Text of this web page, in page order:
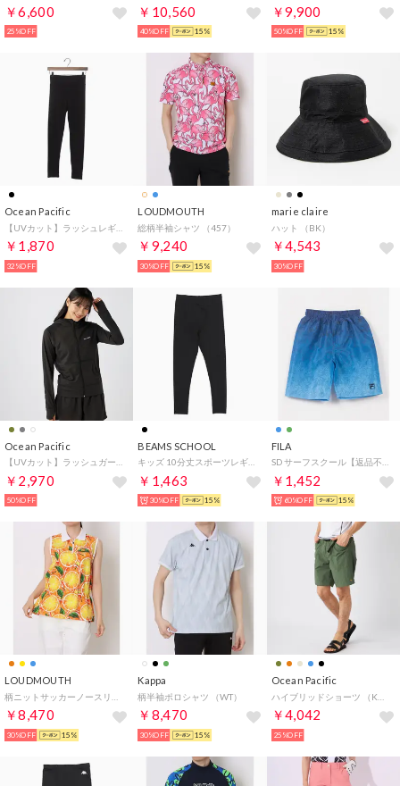
￥6,600
25%OFF
￥10,560
40%OFF 15%
￥9,900
50%OFF 15%
Ocean Pacific
￥1,870
32%OFF
LOUDMOUTH
総柄半袖シャツ （457）
￥9,240
30%OFF 15%
marie claire
ハット （BK）
￥4,543
30%OFF
Ocean Pacific
￥2,970
50%OFF
BEAMS SCHOOL
￥1,463
30%OFF 15%
FILA
￥1,452
60%OFF 15%
LOUDMOUTH
￥8,470
30%OFF 15%
Kappa
柄半袖ポロシャツ （WT）
￥8,470
30%OFF 15%
Ocean Pacific
￥4,042
25%OFF